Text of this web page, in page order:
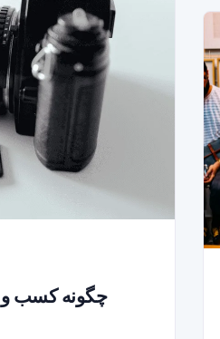
چگونه کسب و